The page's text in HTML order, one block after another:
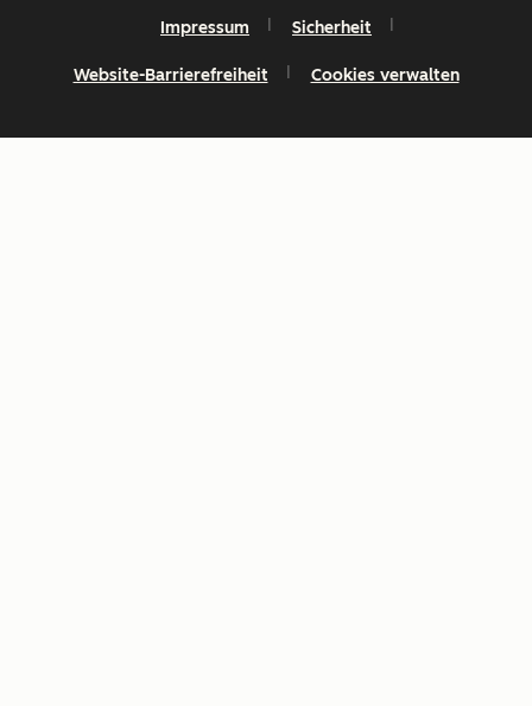
Impressum Sicherheit
Website-Barrierefreiheit Cookies verwalten